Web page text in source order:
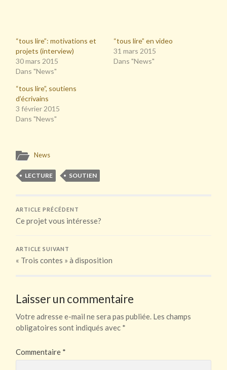
“tous lire”: motivations et
projets (interview)
30 mars 2015
Dans "News"
“tous lire” en video
31 mars 2015
Dans "News"
“tous lire”, soutiens
d’écrivains
3 février 2015
Dans "News"
News
LECTURE SOUTIEN
ARTICLE PRÉCÉDENT
Ce projet vous intéresse?
ARTICLE SUIVANT
« Trois contes » à disposition
Laisser un commentaire
Votre adresse e-mail ne sera pas publiée. Les champs
obligatoires sont indiqués avec *
Commentaire *